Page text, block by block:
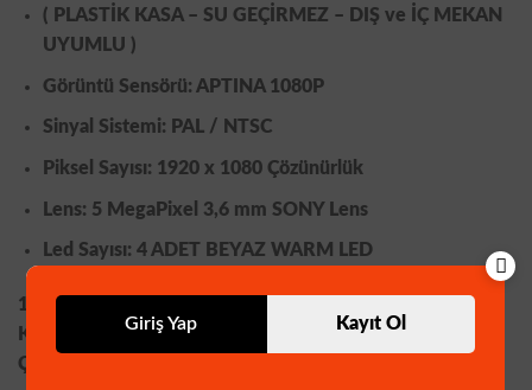
( PLASTİK KASA – SU GEÇİRMEZ – DIŞ ve İÇ MEKAN
UYUMLU )
Görüntü Sensörü: APTINA 1080P
Sinyal Sistemi: PAL / NTSC
Piksel Sayısı: 1920 x 1080 Çözünürlük
Lens: 5 MegaPixel 3,6 mm SONY Lens
Led Sayısı: 4 ADET BEYAZ WARM LED
1 Adet 4 KANAL 1080P H265+ SIKIŞTIRMA HİBRİT
KAYIT CİHAZI ( XMEYE YAZILIM. HDMİ-VOUT ve VGA
ÇIKIŞLI)
Giriş Yap Kayıt Ol